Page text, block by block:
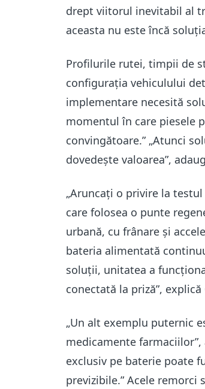
drept viitorul inevitabil al
aceasta nu este încă
Profilurile rutei, timpii de
configurația vehiculului
implementare necesită
momentul în care piesele
convingătoare.” „Atunci
dovedește valoarea”,
„Aruncați o privire la
care folosea o punte
urbană, cu frânare și
bateria alimentată
soluții, unitatea a
conectată la priză”, explică
„Un alt exemplu puternic
medicamente
exclusiv pe baterie poate
previzibile.” Acele